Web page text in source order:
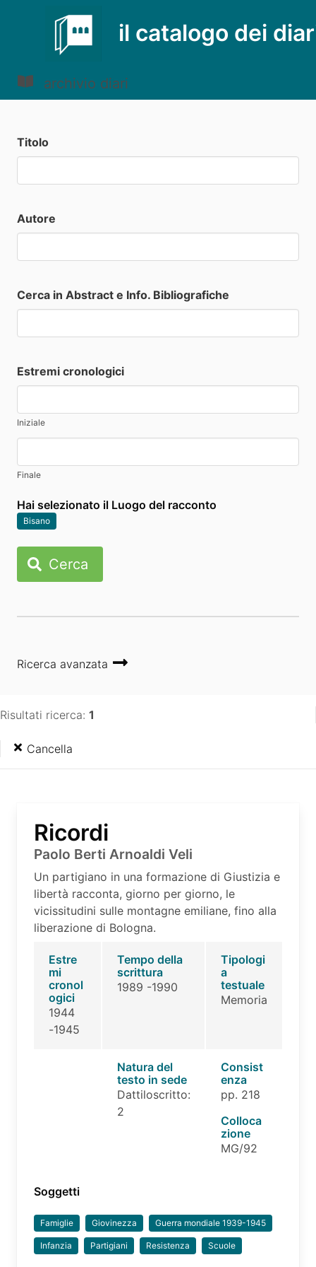
il catalogo dei
archivio diari
Titolo
Autore
Cerca in Abstract e Info. Bibliografiche
Estremi cronologici
Iniziale
Finale
Hai selezionato il Luogo del racconto
Bisano
Cerca
Ricerca avanzata
Risultati ricerca: 1
Cancella
Ricordi
Paolo Berti Arnoaldi Veli
Un partigiano in una formazione di Giustizia e
libertà racconta, giorno per giorno, le
vicissitudini sulle montagne emiliane, fino alla
liberazione di Bologna.
Estre
mi
cronol
ogici
1944
-1945
Tempo della
scrittura
1989 -1990
Tipologi
a
testuale
Memoria
Natura del
testo in sede
Dattiloscritto:
2
Consist
enza
pp. 218
Colloca
zione
MG/92
Soggetti
Famiglie Giovinezza Guerra mondiale 1939-1945
Infanzia Partigiani Resistenza Scuole